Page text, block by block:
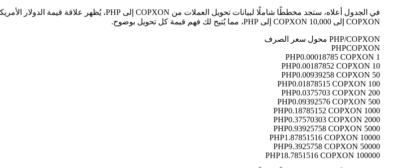
COPXON إلى 10,000 COPXON إلى PHP، مما يُتيح لك فهم قيمة كل تحويل بوضوح.
PHP/COPXON محول سعر الصرف
PHPCOPXON
1 PHP
0.00018785 COPXON
10 PHP
0.00187852 COPXON
50 PHP
0.00939258 COPXON
100 PHP
0.01878515 COPXON
200 PHP
0.0375703 COPXON
500 PHP
0.09392576 COPXON
1000 PHP
0.18785152 COPXON
2000 PHP
0.37570303 COPXON
5000 PHP
0.93925758 COPXON
10000 PHP
1.87851516 COPXON
50000 PHP
9.3925758 COPXON
100000 PHP
18.7851516 COPXON